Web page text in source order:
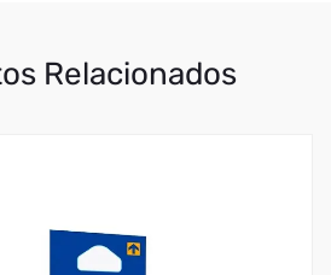
Relacionados